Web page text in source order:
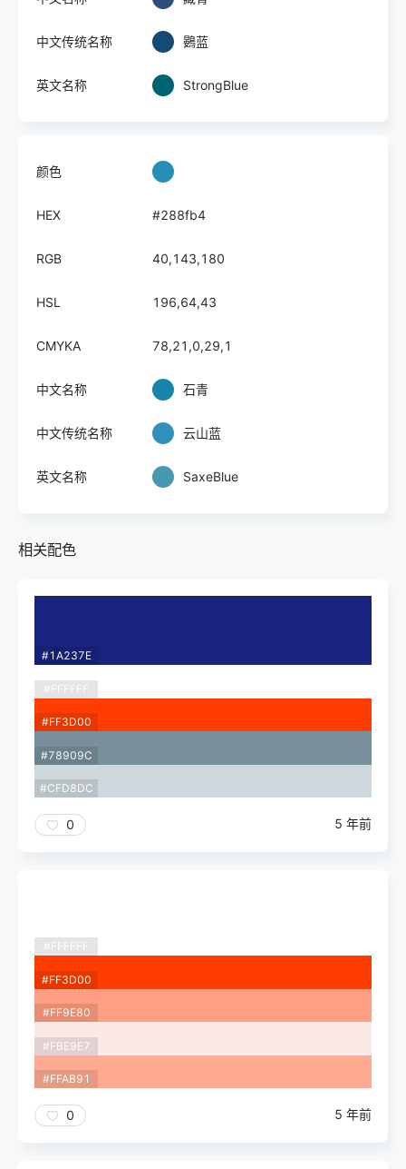
中文传统名称 鷃蓝
英文名称 StrongBlue
颜色
HEX #288fb4
RGB 40,143,180
HSL 196,64,43
CMYKA 78,21,0,29,1
中文名称 石青
中文传统名称 云山蓝
英文名称 SaxeBlue
相关配色
#1A237E
#FFFFFF
#FF3D00
#78909C
#CFD8DC
0 5 年前
#FFFFFF
#FF3D00
#FF9E80
#FBE9E7
#FFAB91
0 5 年前